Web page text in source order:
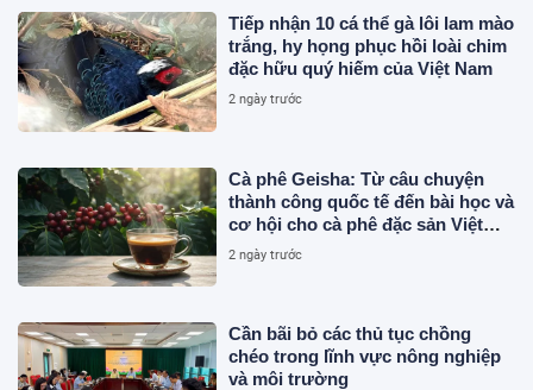
Tiếp nhận 10 cá thể gà lôi lam mào
trắng, hy họng phục hồi loài chim
đặc hữu quý hiếm của Việt Nam
2 ngày trước
Cà phê Geisha: Từ câu chuyện
thành công quốc tế đến bài học và
cơ hội cho cà phê đặc sản Việt
Nam
2 ngày trước
Cần bãi bỏ các thủ tục chồng
chéo trong lĩnh vực nông nghiệp
và môi trường